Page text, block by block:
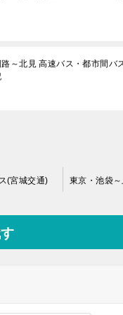
路～北見 高速バス・都市間バ
(宮城交通)